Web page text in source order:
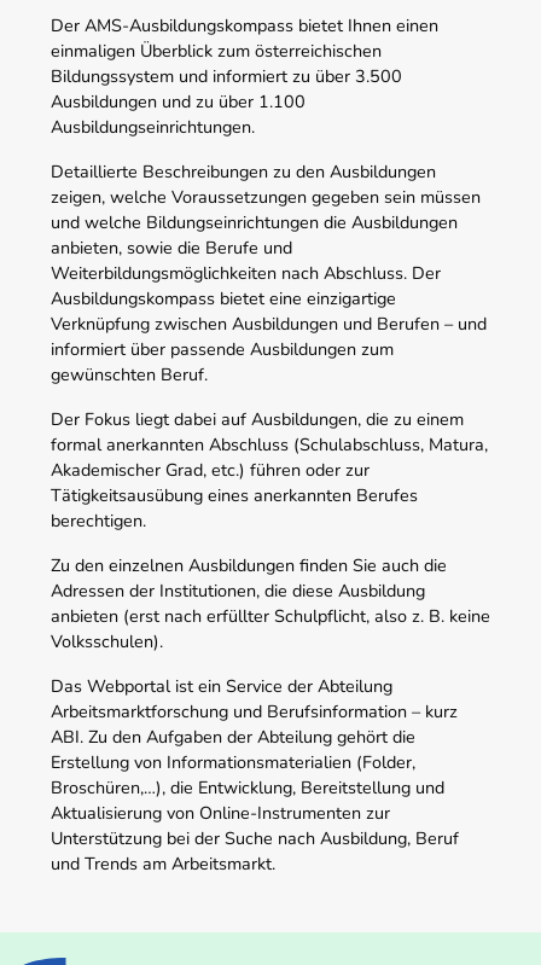
Der AMS-Ausbildungskompass bietet Ihnen einen
einmaligen Überblick zum österreichischen
Bildungssystem und informiert zu über 3.500
Ausbildungen und zu über 1.100
Ausbildungseinrichtungen.
Detaillierte Beschreibungen zu den Ausbildungen
zeigen, welche Voraussetzungen gegeben sein müssen
und welche Bildungseinrichtungen die Ausbildungen
anbieten, sowie die Berufe und
Weiterbildungsmöglichkeiten nach Abschluss. Der
Ausbildungskompass bietet eine einzigartige
Verknüpfung zwischen Ausbildungen und Berufen – und
informiert über passende Ausbildungen zum
gewünschten Beruf.
Der Fokus liegt dabei auf Ausbildungen, die zu einem
formal anerkannten Abschluss (Schulabschluss, Matura,
Akademischer Grad, etc.) führen oder zur
Tätigkeitsausübung eines anerkannten Berufes
berechtigen.
Zu den einzelnen Ausbildungen finden Sie auch die
Adressen der Institutionen, die diese Ausbildung
anbieten (erst nach erfüllter Schulpflicht, also z. B. keine
Volksschulen).
Das Webportal ist ein Service der Abteilung
Arbeitsmarktforschung und Berufsinformation – kurz
ABI. Zu den Aufgaben der Abteilung gehört die
Erstellung von Informationsmaterialien (Folder,
Broschüren,…), die Entwicklung, Bereitstellung und
Aktualisierung von Online-Instrumenten zur
Unterstützung bei der Suche nach Ausbildung, Beruf
und Trends am Arbeitsmarkt.